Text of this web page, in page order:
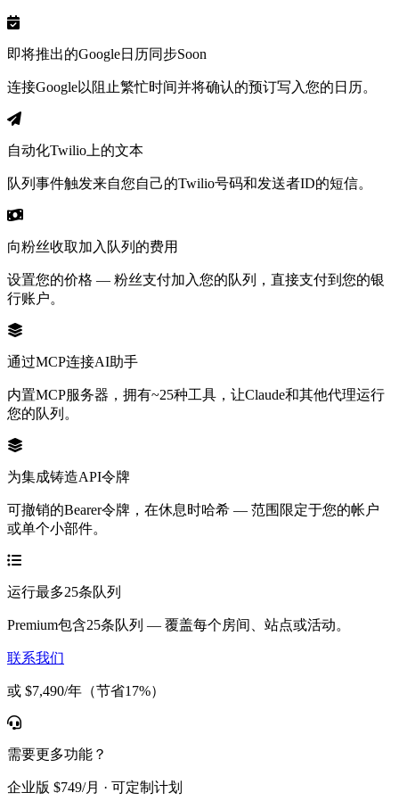
即将推出的Google日历同步Soon
连接Google以阻止繁忙时间并将确认的预订写入您的日历。
自动化Twilio上的文本
队列事件触发来自您自己的Twilio号码和发送者ID的短信。
向粉丝收取加入队列的费用
设置您的价格 — 粉丝支付加入您的队列，直接支付到您的银
行账户。
通过MCP连接AI助手
内置MCP服务器，拥有~25种工具，让Claude和其他代理运行
您的队列。
为集成铸造API令牌
可撤销的Bearer令牌，在休息时哈希 — 范围限定于您的帐户
或单个小部件。
运行最多25条队列
Premium包含25条队列 — 覆盖每个房间、站点或活动。
联系我们
或 $7,490/年（节省17%）
需要更多功能？
企业版 $749/月 · 可定制计划